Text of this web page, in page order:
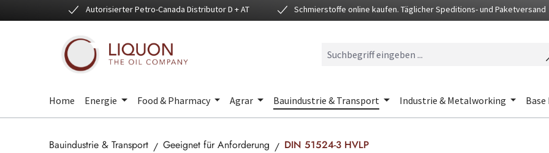
Hauptinhalt springen
Zur Suche springen
Zur Hauptnavigation springenAutorisierter Petro-Canada Distributor D + AT Schmierstoffe online kaufen. Täglicher Speditions- und Paketversand
Home Energie Food & Pharmacy Agrar Bauindustrie & Transport Industrie & Metalworking
Bauindustrie & Transport Geeignet für Anforderung DIN 51524-3 HVLP